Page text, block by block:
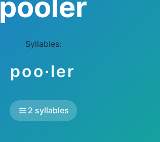
pooler
Syllables:
poo·ler
2 syllables